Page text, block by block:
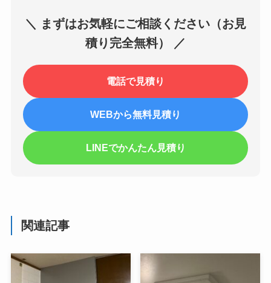
＼ まずはお気軽にご相談ください（お見
積り完全無料） ／
電話で見積り
WEBから無料見積り
LINEでかんたん見積り
関連記事